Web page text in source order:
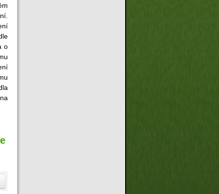
o